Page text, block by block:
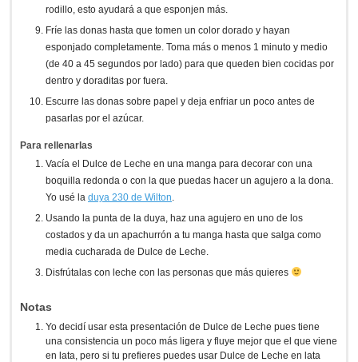
rodillo, esto ayudará a que esponjen más.
Fríe las donas hasta que tomen un color dorado y hayan
esponjado completamente. Toma más o menos 1 minuto y medio
(de 40 a 45 segundos por lado) para que queden bien cocidas por
dentro y doraditas por fuera.
Escurre las donas sobre papel y deja enfriar un poco antes de
pasarlas por el azúcar.
Para rellenarlas
Vacía el Dulce de Leche en una manga para decorar con una
boquilla redonda o con la que puedas hacer un agujero a la dona.
Yo usé la duya 230 de Wilton.
Usando la punta de la duya, haz una agujero en uno de los
costados y da un apachurrón a tu manga hasta que salga como
media cucharada de Dulce de Leche.
Disfrútalas con leche con las personas que más quieres
Notas
Yo decidí usar esta presentación de Dulce de Leche pues tiene
una consistencia un poco más ligera y fluye mejor que el que viene
en lata, pero si tu prefieres puedes usar Dulce de Leche en lata